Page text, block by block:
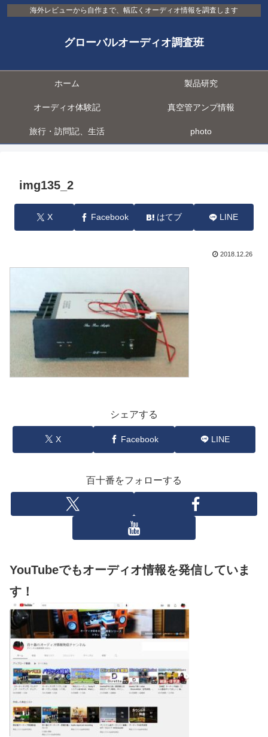
海外レビューから自作まで、幅広くオーディオ情報を調査します
グローバルオーディオ調査班
ホーム 製品研究
オーディオ体験記 真空管アンプ情報
旅行・訪問記、生活 photo
img135_2
X Facebook はてブ LINE
2018.12.26
シェアする
X Facebook LINE
百十番をフォローする
YouTubeでもオーディオ情報を発信していま
す！